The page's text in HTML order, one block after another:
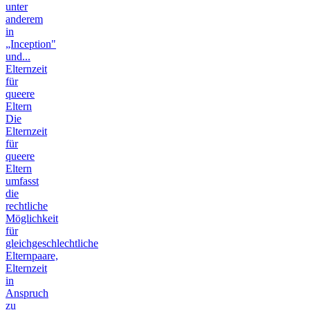
unter
anderem
in
„Inception"
und...
Elternzeit
für
queere
Eltern
Die
Elternzeit
für
queere
Eltern
umfasst
die
rechtliche
Möglichkeit
für
gleichgeschlechtliche
Elternpaare,
Elternzeit
in
Anspruch
zu